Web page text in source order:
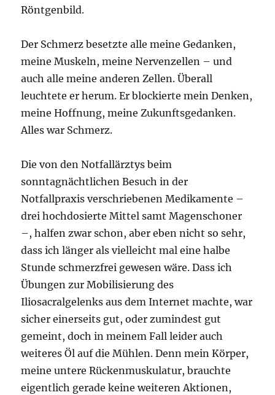
Röntgenbild.
Der Schmerz besetzte alle meine Gedanken,
meine Muskeln, meine Nervenzellen – und
auch alle meine anderen Zellen. Überall
leuchtete er herum. Er blockierte mein Denken,
meine Hoffnung, meine Zukunftsgedanken.
Alles war Schmerz.
Die von den Notfallärztys beim
sonntagnächtlichen Besuch in der
Notfallpraxis verschriebenen Medikamente –
drei hochdosierte Mittel samt Magenschoner
–, halfen zwar schon, aber eben nicht so sehr,
dass ich länger als vielleicht mal eine halbe
Stunde schmerzfrei gewesen wäre. Dass ich
Übungen zur Mobilisierung des
Iliosacralgelenks aus dem Internet machte, war
sicher einerseits gut, oder zumindest gut
gemeint, doch in meinem Fall leider auch
weiteres Öl auf die Mühlen. Denn mein Körper,
meine untere Rückenmuskulatur, brauchte
eigentlich gerade keine weiteren Aktionen,